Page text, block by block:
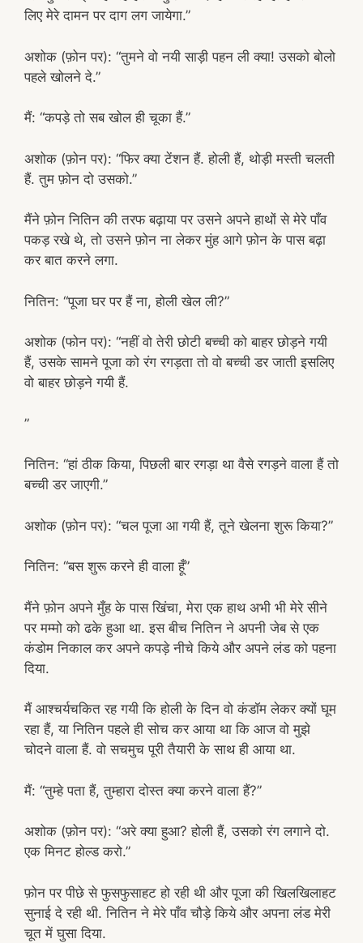
लिए मेरे दामन पर दाग लग जायेगा.”
अशोक (फ़ोन पर): “तुमने वो नयी साड़ी पहन ली क्या! उसको बोलो
पहले खोलने दे.”
मैं: “कपड़े तो सब खोल ही चूका हैं.”
अशोक (फ़ोन पर): “फिर क्या टेंशन हैं. होली हैं, थोड़ी मस्ती चलती
हैं. तुम फ़ोन दो उसको.”
मैंने फ़ोन नितिन की तरफ बढ़ाया पर उसने अपने हाथों से मेरे पाँव
पकड़ रखे थे, तो उसने फ़ोन ना लेकर मुंह आगे फ़ोन के पास बढ़ा
कर बात करने लगा.
नितिन: “पूजा घर पर हैं ना, होली खेल ली?”
अशोक (फोन पर): “नहीं वो तेरी छोटी बच्ची को बाहर छोड़ने गयी
हैं, उसके सामने पूजा को रंग रगड़ता तो वो बच्ची डर जाती इसलिए
वो बाहर छोड़ने गयी हैं.
”
नितिन: “हां ठीक किया, पिछली बार रगड़ा था वैसे रगड़ने वाला हैं तो
बच्ची डर जाएगी.”
अशोक (फ़ोन पर): “चल पूजा आ गयी हैं, तूने खेलना शुरू किया?”
नितिन: “बस शुरू करने ही वाला हूँ”
मैंने फ़ोन अपने मुँह के पास खिंचा, मेरा एक हाथ अभी भी मेरे सीने
पर मम्मो को ढके हुआ था. इस बीच नितिन ने अपनी जेब से एक
कंडोम निकाल कर अपने कपड़े नीचे किये और अपने लंड को पहना
दिया.
मैं आश्चर्यचकित रह गयी कि होली के दिन वो कंडॉम लेकर क्यों घूम
रहा हैं, या नितिन पहले ही सोच कर आया था कि आज वो मुझे
चोदने वाला हैं. वो सचमुच पूरी तैयारी के साथ ही आया था.
मैं: “तुम्हे पता हैं, तुम्हारा दोस्त क्या करने वाला हैं?”
अशोक (फ़ोन पर): “अरे क्या हुआ? होली हैं, उसको रंग लगाने दो.
एक मिनट होल्ड करो.”
फ़ोन पर पीछे से फुसफुसाहट हो रही थी और पूजा की खिलखिलाहट
सुनाई दे रही थी. नितिन ने मेरे पाँव चौड़े किये और अपना लंड मेरी
चूत में घुसा दिया.